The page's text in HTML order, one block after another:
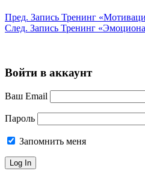
Пред. Запись Тренинг
След. Запись Тренинг
Войти в аккаунт
Ваш Email
Пароль
Запомнить меня